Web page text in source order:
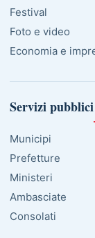
Festival
Foto e video
Economia e
Servizi pubblici
Municipi
Prefetture
Ministeri
Ambasciate
Consolati